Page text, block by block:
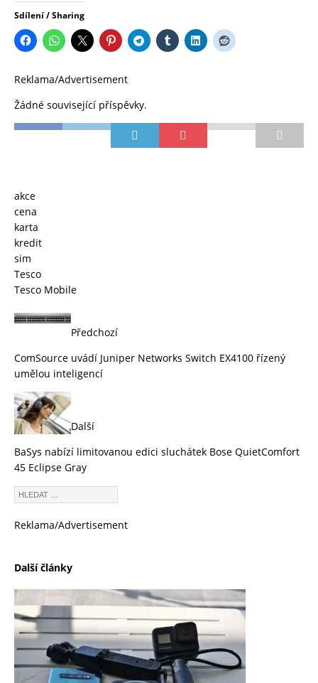
Sdílení / Sharing
Reklama/Advertisement
Žádné související příspěvky.
akce
cena
karta
kredit
sim
Tesco
Tesco Mobile
Předchozí
ComSource uvádí Juniper Networks Switch EX4100 řízený
umělou inteligencí
Další
BaSys nabízí limitovanou edici sluchátek Bose QuietComfort
45 Eclipse Gray
Reklama/Advertisement
Další články